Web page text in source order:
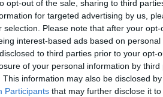
opt-out of the sale, sharing to third
for targeted advertising by us,
selection. Please note that after your
interest-based ads based on
to third parties prior to your opt-
of your personal information by third
This information may also be disclosed
Participants that may further disclose it
2018-09-30 14:11